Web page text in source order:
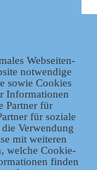
Webseiten-
notwendige
sowie Cookies
Informationen
Partner für
für soziale
Verwendung
mit weiteren
welche Cookie-
finden